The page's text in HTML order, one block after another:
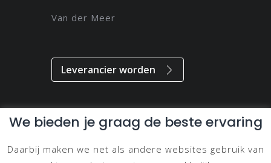
Van der Meer
Leverancier worden
Alle rechten voorbehouden // 2021 // Magdeveloper
Privacy & Disclaimer
We bieden je graag de beste ervaring
Daarbij maken we net als andere websites gebruik van